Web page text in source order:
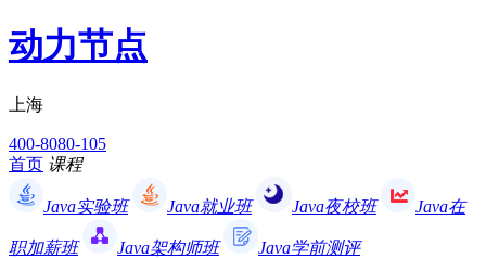
动力节点
上海
400-8080-105
首页 课程
Java实验班 Java就业班 Java夜校班 Java在
职加薪班 Java架构师班
Java学前测评